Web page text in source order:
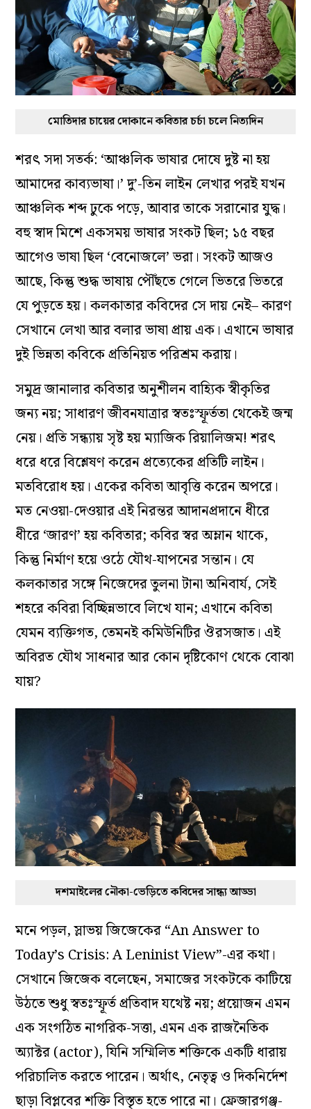
মোতিদার চায়ের দোকানে কবিতার চর্চা চলে নিত্যদিন
শরৎ সদা সতর্ক: ‘আঞ্চলিক ভাষার দোষে দুষ্ট না হয়
আমাদের কাব্যভাষা।’ দু’-তিন লাইন লেখার পরই যখন
আঞ্চলিক শব্দ ঢুকে পড়ে, আবার তাকে সরানোর যুদ্ধ।
বহু স্বাদ মিশে একসময় ভাষার সংকট ছিল; ১৫ বছর
আগেও ভাষা ছিল ‘বেনোজলে’ ভরা। সংকট আজও
আছে, কিন্তু শুদ্ধ ভাষায় পৌঁছতে গেলে ভিতরে ভিতরে
যে পুড়তে হয়। কলকাতার কবিদের সে দায় নেই– কারণ
সেখানে লেখা আর বলার ভাষা প্রায় এক। এখানে ভাষার
দুই ভিন্নতা কবিকে প্রতিনিয়ত পরিশ্রম করায়।
সমুদ্র জানালার কবিতার অনুশীলন বাহ্যিক স্বীকৃতির
জন্য নয়; সাধারণ জীবনযাত্রার স্বতঃস্ফূর্ততা থেকেই জন্ম
নেয়। প্রতি সন্ধ্যায় সৃষ্ট হয় ম্যাজিক রিয়ালিজম! শরৎ
ধরে ধরে বিশ্লেষণ করেন প্রত্যেকের প্রতিটি লাইন।
মতবিরোধ হয়। একের কবিতা আবৃত্তি করেন অপরে।
মত নেওয়া-দেওয়ার এই নিরন্তর আদানপ্রদানে ধীরে
ধীরে ‘জারণ’ হয় কবিতার; কবির স্বর অম্লান থাকে,
কিন্তু নির্মাণ হয়ে ওঠে যৌথ-যাপনের সন্তান। যে
কলকাতার সঙ্গে নিজেদের তুলনা টানা অনিবার্য, সেই
শহরে কবিরা বিচ্ছিন্নভাবে লিখে যান; এখানে কবিতা
যেমন ব্যক্তিগত, তেমনই কমিউনিটির ঔরসজাত। এই
অবিরত যৌথ সাধনার আর কোন দৃষ্টিকোণ থেকে বোঝা
যায়?
দশমাইলের নৌকা-ভেড়িতে কবিদের সান্ধ্য আড্ডা
মনে পড়ল, স্লাভয় জিজেকের “An Answer to
Today’s Crisis: A Leninist View”-এর কথা।
সেখানে জিজেক বলেছেন, সমাজের সংকটকে কাটিয়ে
উঠতে শুধু স্বতঃস্ফূর্ত প্রতিবাদ যথেষ্ট নয়; প্রয়োজন এমন
এক সংগঠিত নাগরিক-সত্তা, এমন এক রাজনৈতিক
অ্যাক্টর (actor), যিনি সম্মিলিত শক্তিকে একটি ধারায়
পরিচালিত করতে পারেন। অর্থাৎ, নেতৃত্ব ও দিকনির্দেশ
ছাড়া বিপ্লবের শক্তি বিস্তৃত হতে পারে না। ফ্রেজারগঞ্জ-